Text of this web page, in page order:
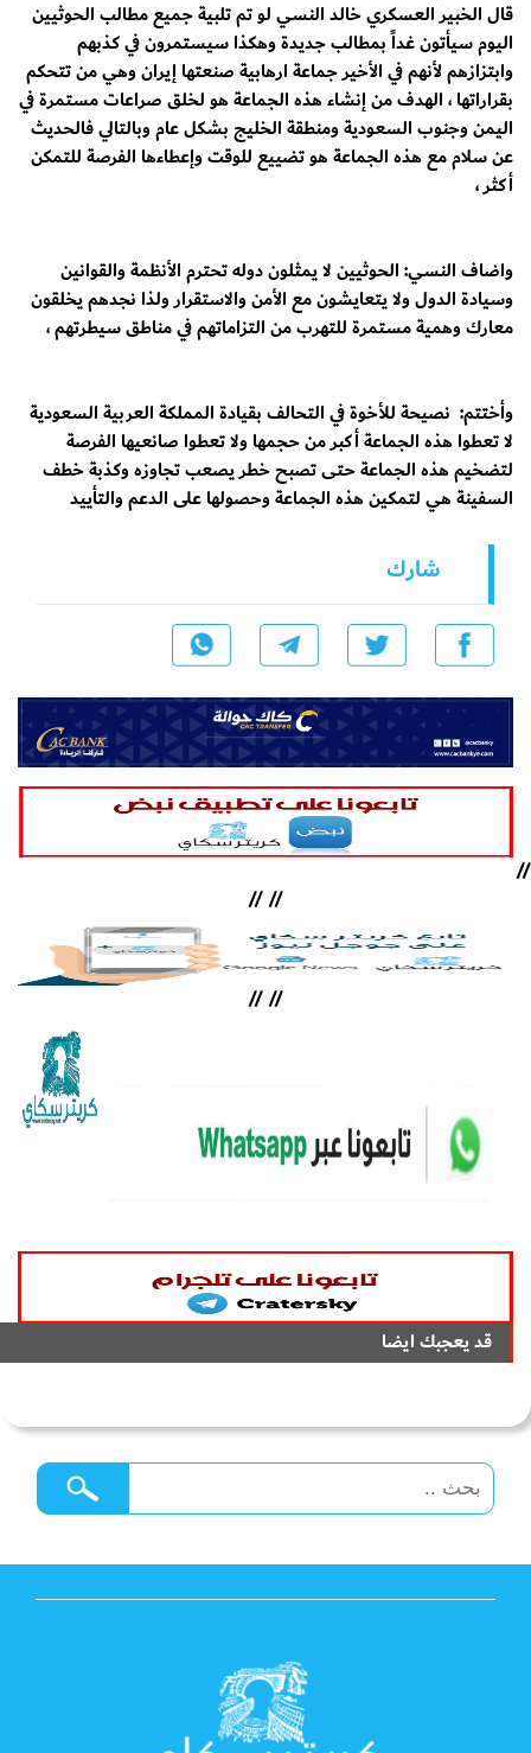
قال الخبير العسكري خالد النسي ‏لو تم تلبية جميع مطالب الحوثيين
اليوم سيأتون غداً بمطالب جديدة وهكذا سيستمرون في كذبهم
وابتزازهم لأنهم في الأخير جماعة ارهابية صنعتها إيران وهي من تتحكم
بقراراتها ، الهدف من إنشاء هذه الجماعة هو لخلق صراعات مستمرة في
اليمن وجنوب السعودية ومنطقة الخليج بشكل عام وبالتالي فالحديث
عن سلام مع هذه الجماعة هو تضييع للوقت وإعطاءها الفرصة للتمكن
أكثر ،
واضاف النسي: الحوثيين لا يمثلون دوله تحترم الأنظمة والقوانين
وسيادة الدول ولا يتعايشون مع الأمن والاستقرار ولذا نجدهم يخلقون
معارك وهمية مستمرة للتهرب من التزاماتهم في مناطق سيطرتهم ،
وأختتم: نصيحة للأخوة في التحالف بقيادة المملكة العربية السعودية
لا تعطوا هذه الجماعة أكبر من حجمها ولا تعطوا صانعيها الفرصة
لتضخيم هذه الجماعة حتى تصبح خطر يصعب تجاوزه وكذبة خطف
السفينة هي لتمكين هذه الجماعة وحصولها على الدعم والتأييد
شارك
//
//
//
//
//
قد يعجبك ايضا